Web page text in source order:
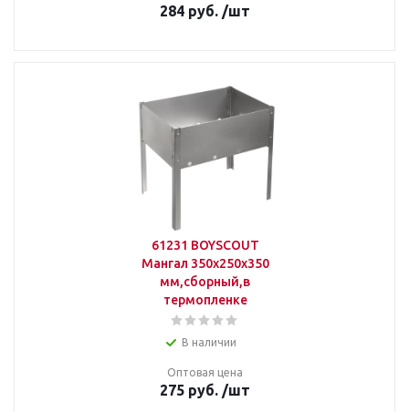
284 руб. /шт
61231 BOYSCOUT
Мангал 350х250х350
мм,сборный,в
термопленке
В наличии
Оптовая цена
275 руб. /шт